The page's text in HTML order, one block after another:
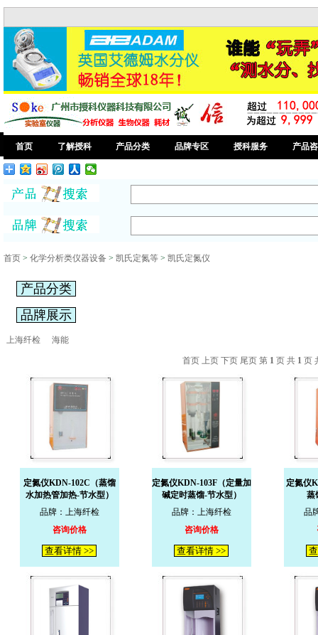
首页 了解授科 产品分类 品牌专区 授科服务 产品
首页> 化学分析类仪器设备 > 凯氏定氮等> 凯氏定氮仪
产品分类
品牌展示
上海纤检 海能
首页 上页 下页 尾页 第 1 页 共 1 页
定氮仪KDN-102C（蒸馏
水加热管加热-节水型）
品牌：上海纤检
咨询价格
查看详情 >>
定氮仪KDN-103F（定量加
碱定时蒸馏-节水型）
品牌：上海纤检
咨询价格
查看详情 >>
定氮仪
蒸
品